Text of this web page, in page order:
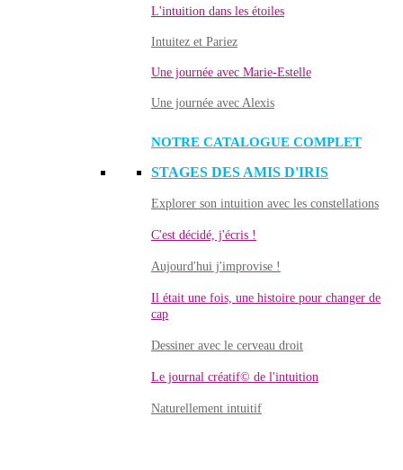
L'intuition dans les étoiles
Intuitez et Pariez
Une journée avec Marie-Estelle
Une journée avec Alexis
NOTRE CATALOGUE COMPLET
STAGES DES AMIS D'IRIS
Explorer son intuition avec les constellations
C'est décidé, j'écris !
Aujourd'hui j'improvise !
Il était une fois, une histoire pour changer de
cap
Dessiner avec le cerveau droit
Le journal créatif© de l'intuition
Naturellement intuitif